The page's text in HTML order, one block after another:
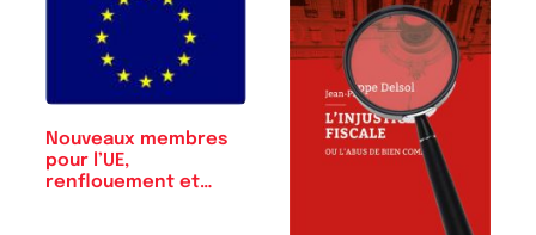
Nouveaux membres
pour l’UE,
renflouement et…